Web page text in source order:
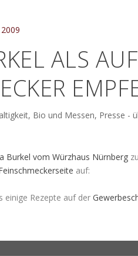
ALS
Bio und Messen, Presse -
Burkel vom Würzhaus Nürnberg
auf:
einige Rezepte auf der